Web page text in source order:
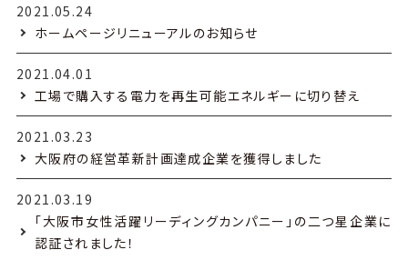
2021.05.24
ホームページリニューアルのお知らせ
2021.04.01
工場で購入する電力を再生可能エネルギーに切り替え
2021.03.23
大阪府の経営革新計画達成企業を獲得しました
2021.03.19
「大阪市女性活躍リーディングカンパニー」の二つ星企業に
認証されました！